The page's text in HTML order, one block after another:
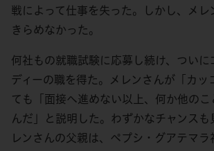
戦によって仕事を失った。しかし、メレ
きらめなかった。
何社もの就職試験に応募し続け、ついに
ディーの職を得た。メレンさんが「カッ
ても「面接へ進めない以上、何か他の
んだ」と説明した。わずかなチャンスも
レンさんの父親は、ペプシ・グアテマ